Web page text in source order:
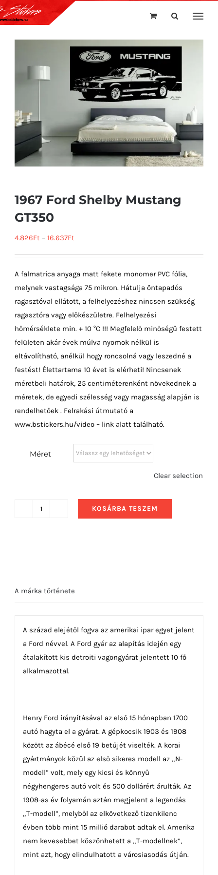
Kihagyás
1967 Ford Shelby Mustang
GT350
4.826Ft – 16.637Ft
A falmatrica anyaga matt fekete monomer PVC fólia,
melynek vastagsága 75 mikron. Hátulja öntapadós
ragasztóval ellátott, a felhelyezéshez nincsen szükség
ragasztóra vagy előkészületre. Felhelyezési
hőmérséklete min. + 10 °C !!! Megfelelő minőségű festett
felületen akár évek múlva nyomok nélkül is
eltávolítható, anélkül hogy roncsolná vagy leszedné a
festést! Élettartama 10 évet is elérheti! Nincsenek
méretbeli határok, 25 centiméterenként növekednek a
méretek, de egyedi szélesség vagy magasság alapján is
rendelhetőek . Felrakási útmutató a
www.bstickers.hu/video – link alatt található.
Méret
Clear selection
KOSÁRBA TESZEM
A márka története
A század elejétől fogva az amerikai ipar egyet jelent
a Ford névvel. A Ford gyár az alapítás idején egy
átalakított kis detroiti vagongyárat jelentett 10 fő
alkalmazottal.
Henry Ford irányításával az első 15 hónapban 1700
autó hagyta el a gyárat. A gépkocsik 1903 és 1908
között az ábécé első 19 betűjét viselték. A korai
gyártmányok közül az első sikeres modell az „N-
modell” volt, mely egy kicsi és könnyű
négyhengeres autó volt és 500 dollárért árulták. Az
1908-as év folyamán aztán megjelent a legendás
„T-modell”, melyből az elkövetkező tizenkilenc
évben több mint 15 millió darabot adtak el. Amerika
nem kevesebbet köszönhetett a „T-modellnek”,
mint azt, hogy elindulhatott a városiasodás útján.